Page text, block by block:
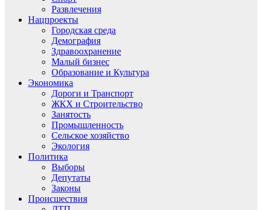
Развлечения
Нацпроекты
Городская среда
Демография
Здравоохранение
Малый бизнес
Образование и Культура
Экономика
Дороги и Транспорт
ЖКХ и Строительство
Занятость
Промышленность
Сельское хозяйство
Экология
Политика
Выборы
Депутаты
Законы
Происшествия